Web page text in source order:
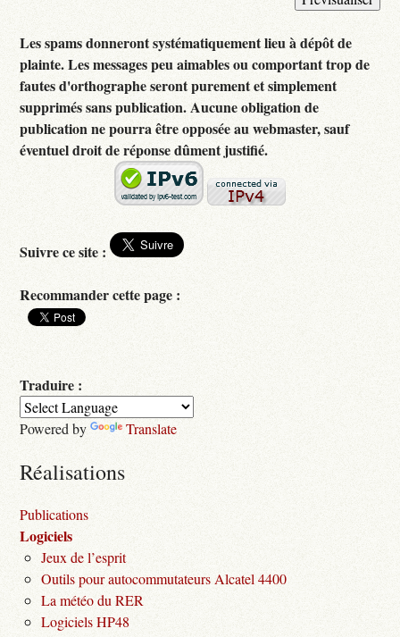
Les spams donneront systématiquement lieu à dépôt de
plainte. Les messages peu aimables ou comportant trop de
fautes d'orthographe seront purement et simplement
supprimés sans publication. Aucune obligation de
publication ne pourra être opposée au webmaster, sauf
éventuel droit de réponse dûment justifié.
Suivre ce site :
Recommander cette page :
Traduire :
Powered by Translate
Réalisations
Publications
Logiciels
Jeux de l’esprit
Outils pour autocommutateurs Alcatel 4400
La météo du RER
Logiciels HP48